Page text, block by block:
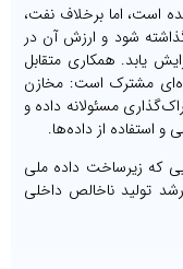
است، اما برخلاف نفت،
شود و ارزش آن در
یابد. همکاری متقابل
مشترک است: مخازن
مسئولانه داده و
استفاده از داده‌ها.
‌زد: کشورهایی که زیرساخت داده ملی
می‌توانند ۱.۵ تا ۲ درصد رشد تولید ناخالص داخلی